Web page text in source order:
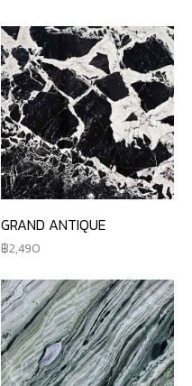
GRAND ANTIQUE
2,490